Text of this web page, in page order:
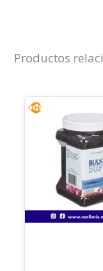
Productos